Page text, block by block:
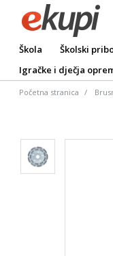
Škola Školski
Igračke i dječja
Početna stranica